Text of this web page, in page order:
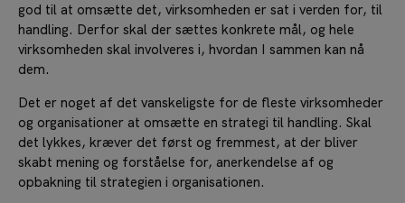
god til at omsætte det, virksomheden er sat i verden for, til
handling. Derfor skal der sættes konkrete mål, og hele
virksomheden skal involveres i, hvordan I sammen kan nå
dem.
Det er noget af det vanskeligste for de fleste virksomheder
og organisationer at omsætte en strategi til handling. Skal
det lykkes, kræver det først og fremmest, at der bliver
skabt mening og forståelse for, anerkendelse af og
opbakning til strategien i organisationen.